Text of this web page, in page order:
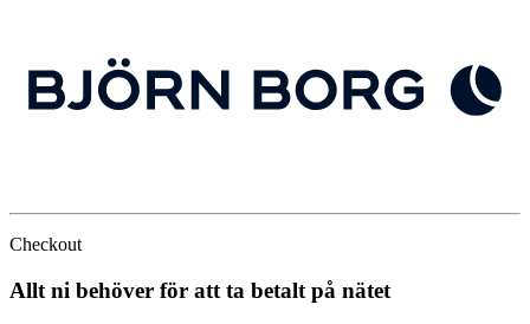
Checkout
Allt ni behöver för att ta betalt på nätet